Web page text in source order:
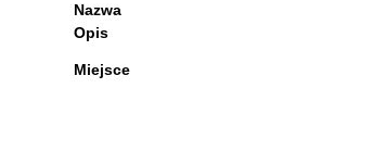
Nazwa
Opis
Miejsce